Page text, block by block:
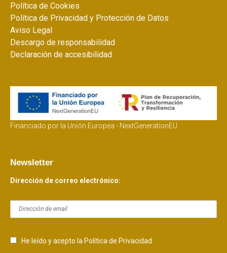
Política de Cookies
Política de Privacidad y Protección de Datos
Aviso Legal
Descargo de responsabilidad
Declaración de accesibilidad
Financiado por la Unión Europea - NextGenerationEU
Newsletter
Dirección de correo electrónico:
He leído y acepto la Política de Privacidad